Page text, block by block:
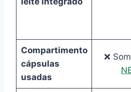
Compartimento
cápsulas
usadas
❌